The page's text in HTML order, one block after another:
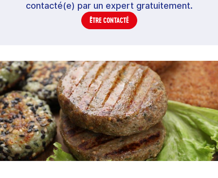
contacté(e) par un expert gratuitement.
ÊTRE CONTACTÉ